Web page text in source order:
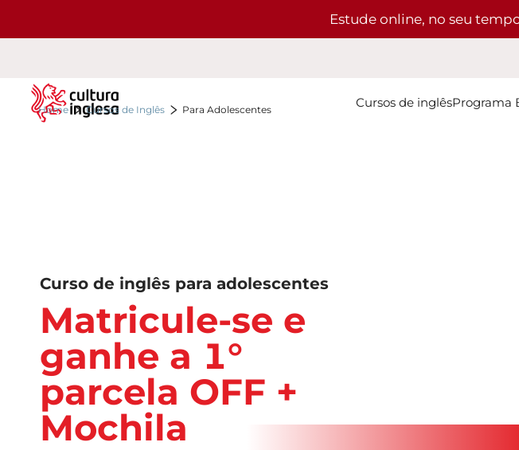
Estude online, no seu
Cursos de inglêsPrograma
Home Cursos de Inglês Para Adolescentes
Curso de inglês para adolescentes
Matricule-se e
ganhe a 1°
parcela OFF +
Mochila